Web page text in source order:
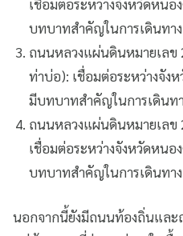
เชื่อมต่อระหว่างจังหวัดหน
บทบาทสำคัญในการเดินทา
ถนนหลวงแผ่นดินหมายเลข
ท่าบ่อ): เชื่อมต่อระหว่างจัง
มีบทบาทสำคัญในการเดินท
ถนนหลวงแผ่นดินหมายเลข
เชื่อมต่อระหว่างจังหวัดหน
บทบาทสำคัญในการเดินทา
นอกจากนี้ยังมีถนนท้องถิ่นแล